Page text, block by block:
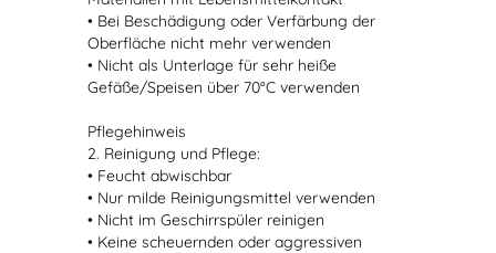
• Bei Beschädigung oder Verfärbung der
Oberfläche nicht mehr verwenden
• Nicht als Unterlage für sehr heiße
Gefäße/Speisen über 70°C verwenden
Pflegehinweis
2. Reinigung und Pflege:
• Feucht abwischbar
• Nur milde Reinigungsmittel verwenden
• Nicht im Geschirrspüler reinigen
• Keine scheuernden oder aggressiven